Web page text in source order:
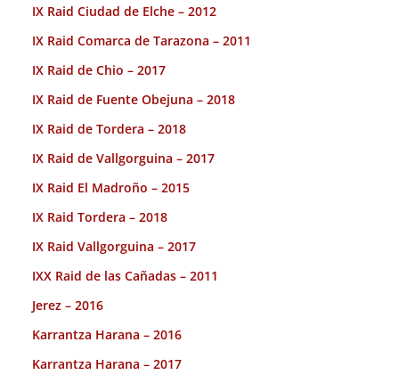
IX Raid Ciudad de Elche – 2012
IX Raid Comarca de Tarazona – 2011
IX Raid de Chio – 2017
IX Raid de Fuente Obejuna – 2018
IX Raid de Tordera – 2018
IX Raid de Vallgorguina – 2017
IX Raid El Madroño – 2015
IX Raid Tordera – 2018
IX Raid Vallgorguina – 2017
IXX Raid de las Cañadas – 2011
Jerez – 2016
Karrantza Harana – 2016
Karrantza Harana – 2017